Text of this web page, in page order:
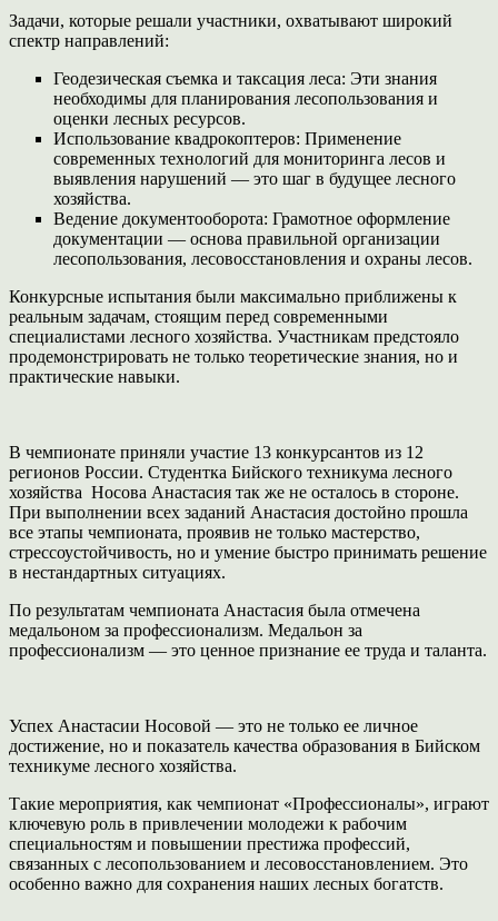
Задачи, которые решали участники, охватывают широкий
спектр направлений:
Геодезическая съемка и таксация леса: Эти знания
необходимы для планирования лесопользования и
оценки лесных ресурсов.
Использование квадрокоптеров: Применение
современных технологий для мониторинга лесов и
выявления нарушений — это шаг в будущее лесного
хозяйства.
Ведение документооборота: Грамотное оформление
документации — основа правильной организации
лесопользования, лесовосстановления и охраны лесов.
Конкурсные испытания были максимально приближены к
реальным задачам, стоящим перед современными
специалистами лесного хозяйства. Участникам предстояло
продемонстрировать не только теоретические знания, но и
практические навыки.
В чемпионате приняли участие 13 конкурсантов из 12
регионов России. Студентка Бийского техникума лесного
хозяйства Носова Анастасия так же не осталось в стороне.
При выполнении всех заданий Анастасия достойно прошла
все этапы чемпионата, проявив не только мастерство,
стрессоустойчивость, но и умение быстро принимать решение
в нестандартных ситуациях.
По результатам чемпионата Анастасия была отмечена
медальоном за профессионализм. Медальон за
профессионализм — это ценное признание ее труда и таланта.
Успех Анастасии Носовой — это не только ее личное
достижение, но и показатель качества образования в Бийском
техникуме лесного хозяйства.
Такие мероприятия, как чемпионат «Профессионалы», играют
ключевую роль в привлечении молодежи к рабочим
специальностям и повышении престижа профессий,
связанных с лесопользованием и лесовосстановлением. Это
особенно важно для сохранения наших лесных богатств.